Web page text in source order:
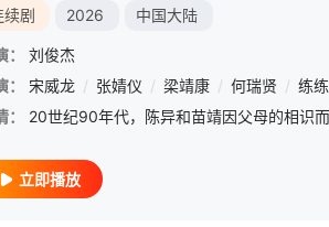
续剧 2026 中国大陆
刘俊杰
宋威龙 / 张婧仪 / 梁靖康 / 何瑞贤 / 练练
立即播放